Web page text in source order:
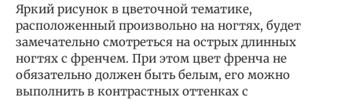
Яркий рисунок в цветочной тематике,
расположенный произвольно на ногтях, будет
замечательно смотреться на острых длинных
ногтях с френчем. При этом цвет френча не
обязательно должен быть белым, его можно
выполнить в контрастных оттенках с